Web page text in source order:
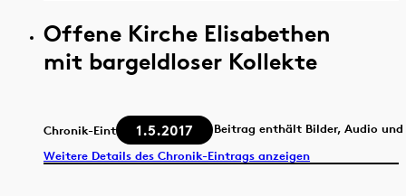
Offene Kirche Elisabethen
mit bargeldloser Kollekte
Chronik-Eintrag 1.5.2017
Beitrag enthält Bilder, Audio und
Weitere Details des Chronik-Eintrags anzeigen